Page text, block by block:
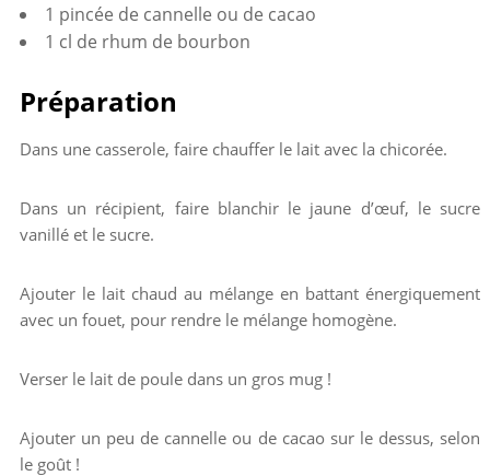
1 pincée de cannelle ou de cacao
1 cl de rhum de bourbon
Préparation
Dans une casserole, faire chauffer le lait avec la chicorée.
Dans un récipient, faire blanchir le jaune d’œuf, le sucre
vanillé et le sucre.
Ajouter le lait chaud au mélange en battant énergiquement
avec un fouet, pour rendre le mélange homogène.
Verser le lait de poule dans un gros mug !
Ajouter un peu de cannelle ou de cacao sur le dessus, selon
le goût !